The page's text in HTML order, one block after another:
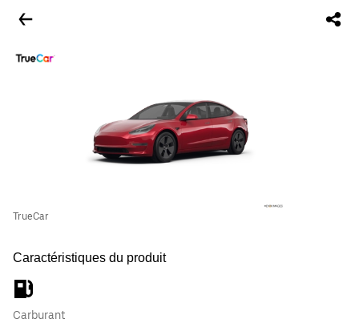
TrueCar
Caractéristiques du produit
Carburant